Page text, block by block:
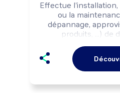
Effectue
ou la
dépannage,
produits, ...) de
journaux, tickets,
selon les règles